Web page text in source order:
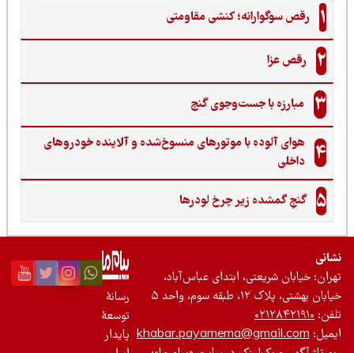
رقص سوگوارانه؛ کنشی مقاومتی
رقص عزا
مبارزه با جست‌وجوی گنج‌
هوای آلوده با موتورهای منسوخ‌شده و آلاینده خودروهای
داخلی
گنجِ گمشده زیر چرخ لودرها
خیابان شریعتی، ابتدای عباس‌آباد،
بهشتی، پلاک ۱۲، طبقه سوم، واحد ۵
۰۲۱۲۸۴۲۱۹۱۰
khabar.payamema@gmail.com
رسانۀ
توسعۀ
پایدار